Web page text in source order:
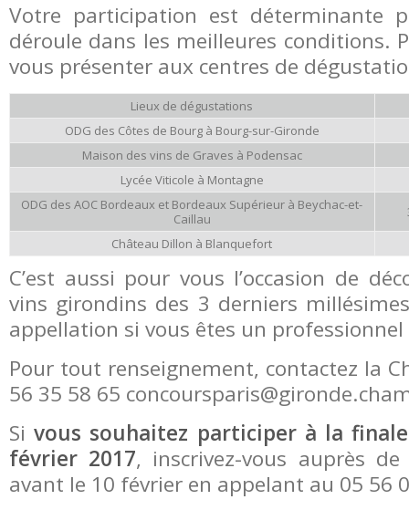
Votre participation est déterminante
déroule dans les meilleures conditions.
vous présenter aux centres de
Lieux de dégustations
ODG des Côtes de Bourg à Bourg-sur-Gironde
Maison des vins de Graves à Podensac
Lycée Viticole à Montagne
ODG des AOC Bordeaux et Bordeaux Supérieur à Beychac-et-
Caillau
Château Dillon à Blanquefort
C’est aussi pour vous l’occasion de
vins girondins des 3 derniers
appellation si vous êtes un
Pour tout renseignement, contactez la
56 35 58 65
Sivous souhaitez participer à la
février 2017, inscrivez-vous auprès
avant le 10 février en appelant au 05 56